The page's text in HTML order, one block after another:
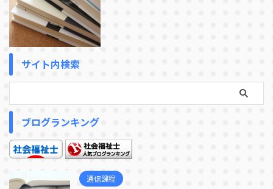
サイト内検索
ブログランキング
通信課程